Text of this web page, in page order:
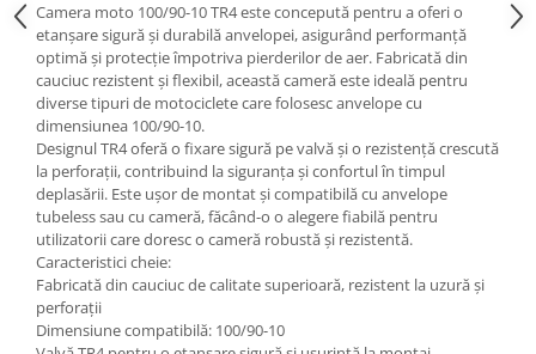
Camera moto 100/90-10 TR4 este concepută pentru a oferi o
etanșare sigură și durabilă anvelopei, asigurând performanță
optimă și protecție împotriva pierderilor de aer. Fabricată din
cauciuc rezistent și flexibil, această cameră este ideală pentru
diverse tipuri de motociclete care folosesc anvelope cu
dimensiunea 100/90-10.
Designul TR4 oferă o fixare sigură pe valvă și o rezistență crescută
la perforații, contribuind la siguranța și confortul în timpul
deplasării. Este ușor de montat și compatibilă cu anvelope
tubeless sau cu cameră, făcând-o o alegere fiabilă pentru
utilizatorii care doresc o cameră robustă și rezistentă.
Caracteristici cheie:
Fabricată din cauciuc de calitate superioară, rezistent la uzură și
perforații
Dimensiune compatibilă: 100/90-10